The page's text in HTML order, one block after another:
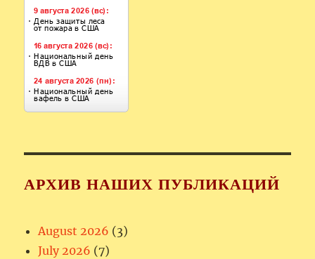
АРХИВ НАШИХ ПУБЛИКАЦИЙ
August 2026 (3)
July 2026 (7)